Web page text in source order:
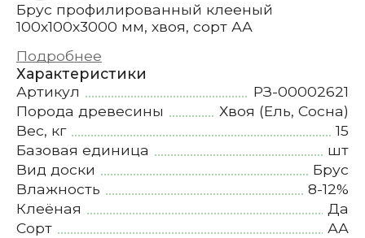
Брус профилированный клееный
100х100х3000 мм, хвоя, сорт АА
Подробнее
Характеристики
Артикул
РЗ-00002621
Порода древесины
Хвоя (Ель, Сосна)
Вес, кг
15
Базовая единица
шт
Вид доски
Брус
Влажность
8-12%
Клеёная
Да
Сорт
АА